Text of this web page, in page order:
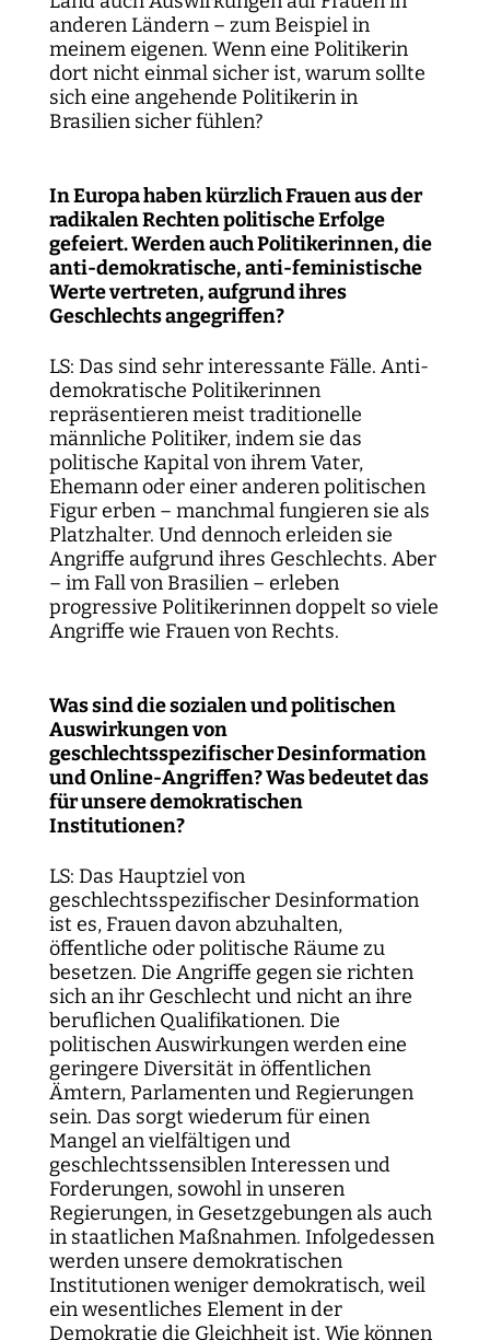
anderen Ländern – zum Beispiel in
meinem eigenen. Wenn eine Politikerin
dort nicht einmal sicher ist, warum sollte
sich eine angehende Politikerin in
Brasilien sicher fühlen?
In Europa haben kürzlich Frauen aus der
radikalen Rechten politische Erfolge
gefeiert. Werden auch Politikerinnen, die
anti-demokratische, anti-feministische
Werte vertreten, aufgrund ihres
Geschlechts angegriffen?
LS: Das sind sehr interessante Fälle. Anti-
demokratische Politikerinnen
repräsentieren meist traditionelle
männliche Politiker, indem sie das
politische Kapital von ihrem Vater,
Ehemann oder einer anderen politischen
Figur erben – manchmal fungieren sie als
Platzhalter. Und dennoch erleiden sie
Angriffe aufgrund ihres Geschlechts. Aber
– im Fall von Brasilien – erleben
progressive Politikerinnen doppelt so viele
Angriffe wie Frauen von Rechts.
Was sind die sozialen und politischen
Auswirkungen von
geschlechtsspezifischer Desinformation
und Online-Angriffen? Was bedeutet das
für unsere demokratischen
Institutionen?
LS: Das Hauptziel von
geschlechtsspezifischer Desinformation
ist es, Frauen davon abzuhalten,
öffentliche oder politische Räume zu
besetzen. Die Angriffe gegen sie richten
sich an ihr Geschlecht und nicht an ihre
beruflichen Qualifikationen. Die
politischen Auswirkungen werden eine
geringere Diversität in öffentlichen
Ämtern, Parlamenten und Regierungen
sein. Das sorgt wiederum für einen
Mangel an vielfältigen und
geschlechtssensiblen Interessen und
Forderungen, sowohl in unseren
Regierungen, in Gesetzgebungen als auch
in staatlichen Maßnahmen. Infolgedessen
werden unsere demokratischen
Institutionen weniger demokratisch, weil
ein wesentliches Element in der
Demokratie die Gleichheit ist. Wie können